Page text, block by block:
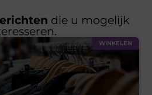
die u mogelijk
WINKELEN